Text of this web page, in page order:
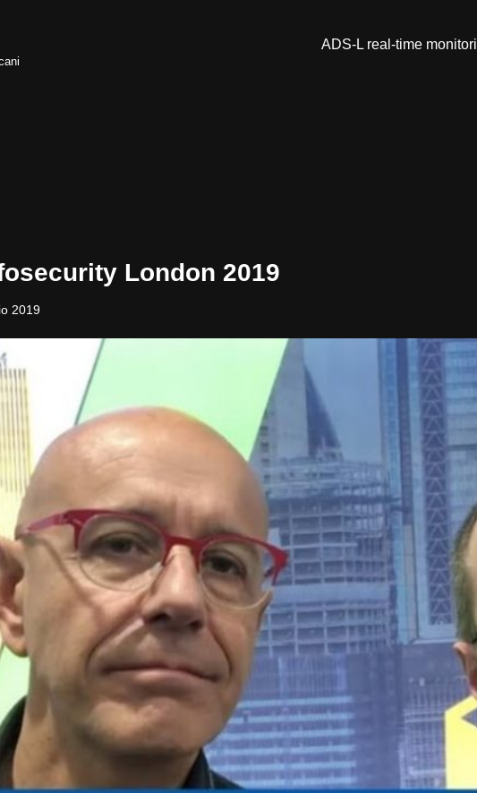
ADS-L real-time
London 2019
2019